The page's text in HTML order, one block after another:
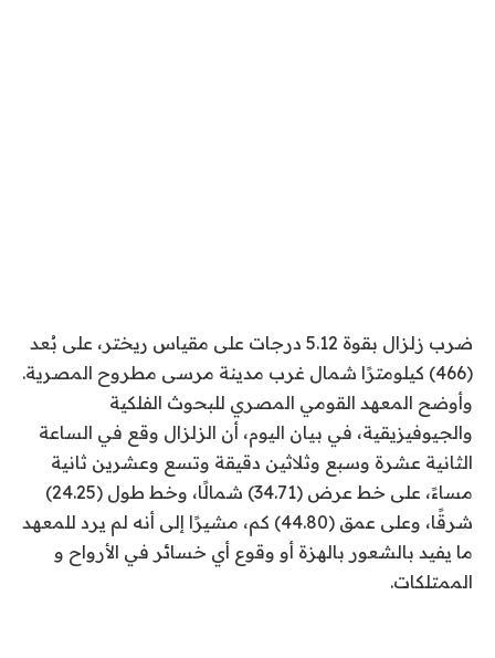
ضرب زلزال بقوة 5.12 درجات على مقياس ريختر، على بُعد
(466) كيلومترًا شمال غرب مدينة مرسى مطروح المصرية.
وأوضح المعهد القومي المصري للبحوث الفلكية
والجيوفيزيقية، في بيان اليوم، أن الزلزال وقع في الساعة
الثانية عشرة وسبع وثلاثين دقيقة وتسع وعشرين ثانية
مساءً، على خط عرض (34.71) شمالًا، وخط طول (24.25)
شرقًا، وعلى عمق (44.80) كم، مشيرًا إلى أنه لم يرد للمعهد
ما يفيد بالشعور بالهزة أو وقوع أي خسائر في الأرواح و
الممتلكات.